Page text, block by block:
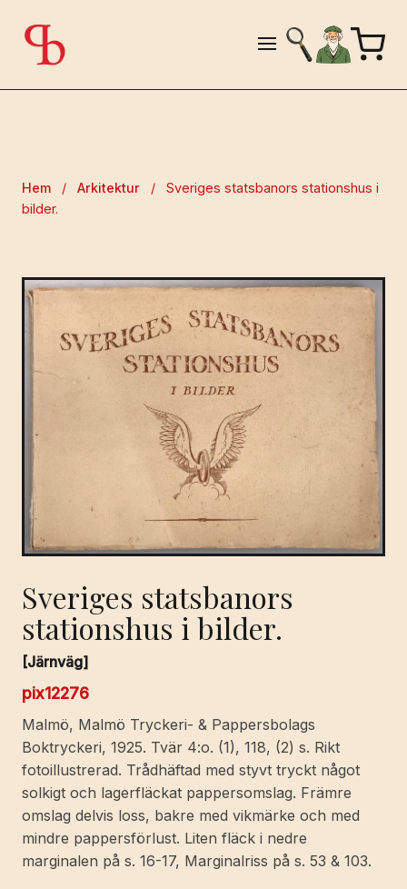
Hem / Arkitektur /
Sveriges statsbanors stationshus i
bilder.
Sveriges statsbanors
stationshus i bilder.
[Järnväg]
pix12276
Malmö, Malmö Tryckeri- & Pappersbolags
Boktryckeri, 1925. Tvär 4:o. (1), 118, (2) s. Rikt
fotoillustrerad. Trådhäftad med styvt tryckt något
solkigt och lagerfläckat pappersomslag. Främre
omslag delvis loss, bakre med vikmärke och med
mindre pappersförlust. Liten fläck i nedre
marginalen på s. 16-17, Marginalriss på s. 53 & 103.